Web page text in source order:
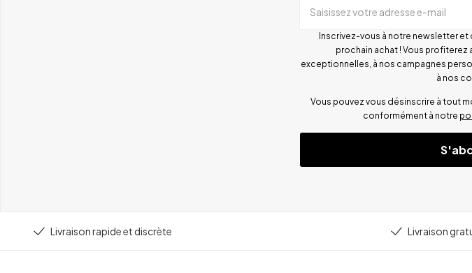
Saisissez votre adresse e-mail
Inscrivez-vous à notre newsletter
prochain achat ! Vous profiterez
exceptionnelles, à nos campagnes
à nos
Vous pouvez vous désinscrire à tout
conformément à notre
Livraison rapide et discrète Livraison